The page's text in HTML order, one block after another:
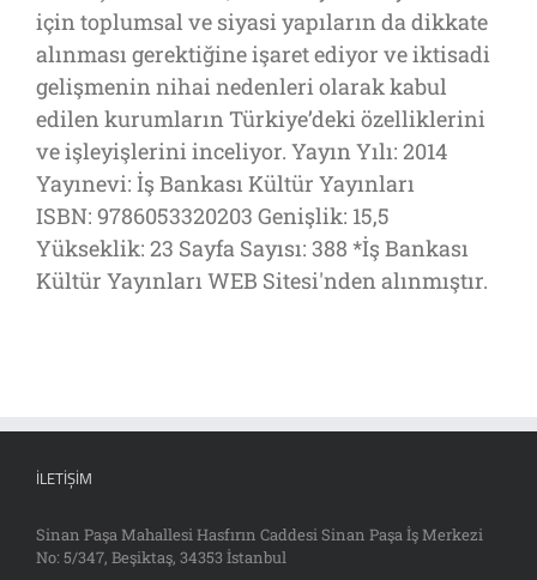
için toplumsal ve siyasi yapıların da dikkate
alınması gerektiğine işaret ediyor ve iktisadi
gelişmenin nihai nedenleri olarak kabul
edilen kurumların Türkiye’deki özelliklerini
ve işleyişlerini inceliyor. Yayın Yılı: 2014
Yayınevi: İş Bankası Kültür Yayınları
ISBN: 9786053320203 Genişlik: 15,5
Yükseklik: 23 Sayfa Sayısı: 388 *İş Bankası
Kültür Yayınları WEB Sitesi'nden alınmıştır.
İLETIŞIM
Sinan Paşa Mahallesi Hasfırın Caddesi Sinan Paşa İş Merkezi
No: 5/347, Beşiktaş, 34353 İstanbul